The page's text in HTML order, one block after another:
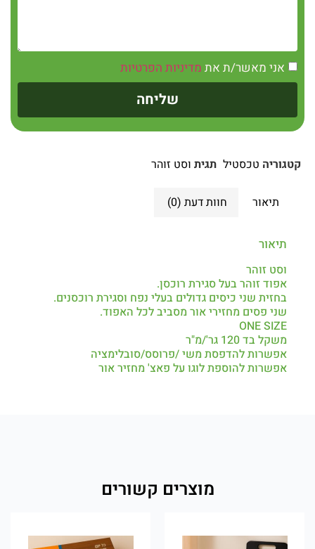
אני מאשר/ת את מדיניות הפרטיות
שליחה
קטגוריה טכסטיל תגית וסט זוהר
תיאור חוות דעת (0)
תיאור
וסט זוהר
אפוד זוהר בעל סגירת רוכסן.
בחזית שני כיסים גדולים בעלי נפח וסגירת רוכסנים.
שני פסים מחזירי אור מסביב לכל האפוד.
ONE SIZE
משקל בד 120 גר'/מ"ר
אפשרות להדפסת משי /פרוסס/סובלימציה
אפשרות להוספת לוגו על פאצ' מחזיר אור
מוצרים קשורים